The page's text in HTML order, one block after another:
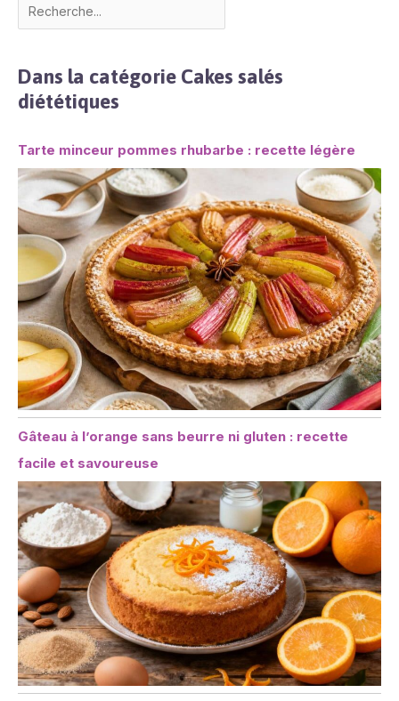
Dans la catégorie Cakes salés
diététiques
Tarte minceur pommes rhubarbe : recette légère
Gâteau à l’orange sans beurre ni gluten : recette
facile et savoureuse